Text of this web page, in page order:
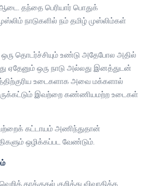
தந்தை பெரியார் பொதுக்
நாடுகளில் நம் தமிழ் முஸ்லிம்கள்
ஒரு தொடர்ச்சியும் உண்டு அதேபோல அதில்
ஏதேனும் ஒரு நாடு அல்லது இனத்துடன்
உடைகளாக அவை மக்களால்
இருக்கட்டும் இவற்றை கண்ணியமற்ற உடைகள்
கட்டாயம் அணிந்துதான்
ஒழிக்கப்பட வேண்டும்.
தாக்குதல் குறித்து விவாதிக்க